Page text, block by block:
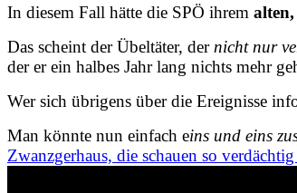
In diesem Fall hätte die SPÖ ihrem
Das scheint der Übeltäter, der nicht nur
der er ein halbes Jahr lang nichts mehr
Wer sich übrigens über die Ereignisse
Man könnte nun einfach eins und eins
Zwanzgerhaus, die schauen so verdächtig